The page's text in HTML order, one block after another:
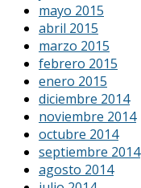
mayo 2015
abril 2015
marzo 2015
febrero 2015
enero 2015
diciembre 2014
noviembre 2014
octubre 2014
septiembre 2014
agosto 2014